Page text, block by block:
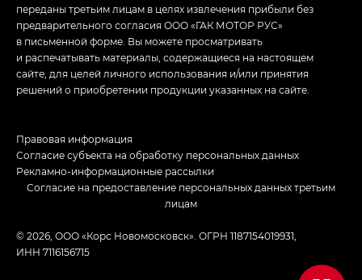
переданы третьим лицам в целях извлечения прибыли без
предварительного согласия ООО «ГАК МОТОР РУС»
в письменной форме. Вы можете просматривать
и распечатывать материалы, содержащиеся на настоящем
сайте, для целей личного использования и/или принятия
решений о приобретении продукции указанных на сайте.
© 2026, ООО «Корс Новомосковск». ОГРН 1187154019931,
ИНН 7116156715
Правовая информация
Согласие субъекта на обработку персональных данных
Рекламно-информационные рассылки
Согласие на предоставление персональных данных третьим
лицам